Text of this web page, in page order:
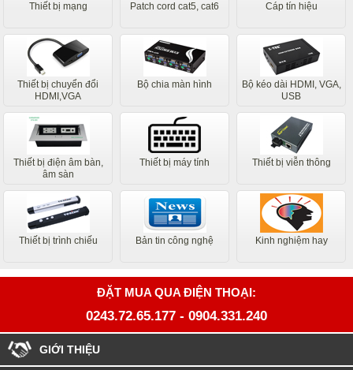
Thiết bị mạng Patch cord cat5, cat6 Cáp tín hiệu
Thiết bị chuyển đổi
HDMI,VGA
Bộ chia màn hình
Bộ kéo dài HDMI, VGA,
USB
Thiết bị điện âm bàn,
âm sàn
Thiết bị máy tính Thiết bị viễn thông
Thiết bị trình chiếu Bản tin công nghệ Kinh nghiệm hay
ĐẶT MUA QUA ĐIỆN THOẠI:
0243.72.65.177 - 0904.331.240
GIỚI THIỆU